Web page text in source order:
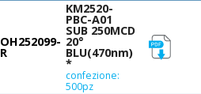
OH252099-
R
KM2520-
PBC-A01
SUB 250MCD
20°
BLU(470nm)
*
confezione:
500pz